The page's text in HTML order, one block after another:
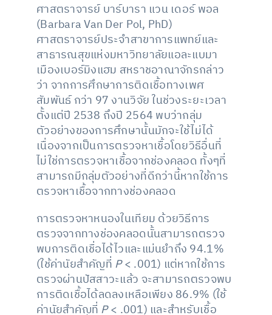
ศาสตราจารย์ บาร์บารา แวน เดอร์ พอล
(Barbara Van Der Pol, PhD)
ศาสตราจารย์ประจำสาขาการแพทย์และ
สาธารณสุขแห่งมหาวิทยาลัยแอละแบมา
เมืองเบอร์มิงแฮม สหราชอาณาจักรกล่าว
ว่า จากการศึกษาการติดเชื้อทางเพศ
สัมพันธ์ กว่า 97 งานวิจัย ในช่วงระยะเวลา
ตั้งแต่ปี 2538 ถึงปี 2564 พบว่ากลุ่ม
ตัวอย่างของการศึกษานั้นมักจะใช้ไม่ได้
เนื่องจากเป็นการตรวจหาเชื้อโดยวิธีอื่นที่
ไม่ใช่การตรวจหาเชื้อจากช่องคลอด ทั้งๆที่
สามารถมีกลุ่มตัวอย่างที่ดีกว่านี้หากใช้การ
ตรวจหาเชื้อจากทางช่องคลอด
การตรวจหาหนองในเทียม ด้วยวิธีการ
ตรวจจากทางช่องคลอดนั้นสามารถตรวจ
พบการติดเชื่อได้ไวและแม่นยำถึง 94.1%
(ใช้ค่านัยสำคัญที่ P< .001) แต่หากใช้การ
ตรวจผ่านปัสสาวะแล้ว จะสามารถตรวจพบ
การติดเชื้อได้ลดลงเหลือเพียง 86.9% (ใช้
ค่านัยสำคัญที่ P< .001) และสำหรับเชื้อ